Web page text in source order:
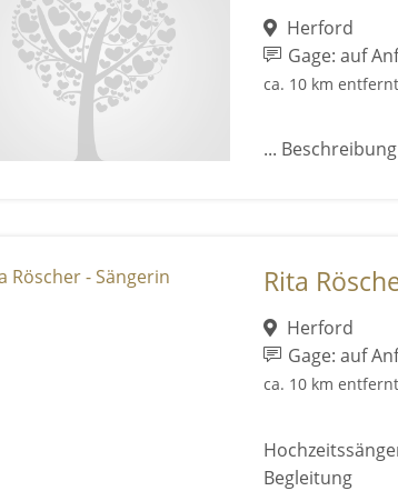
Herford
Gage: auf
ca. 10 km entfernt
...
Rita
Herford
Gage: auf
ca. 10 km entfernt
Begleitung